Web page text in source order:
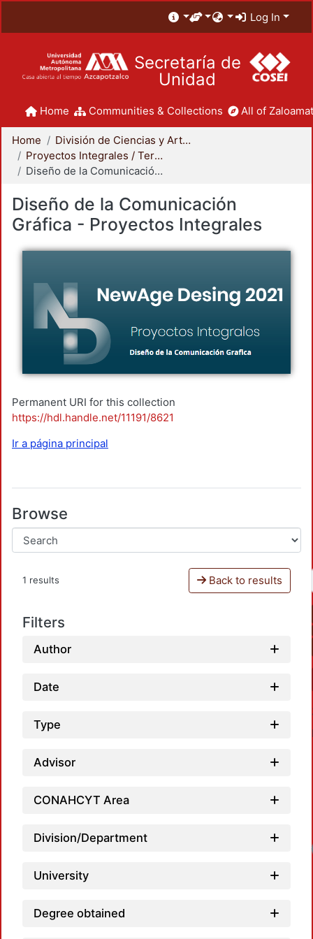
Log In
Secretaría de
Unidad
Home Communities & Collections All of
Home
División de Ciencias y Artes para el Diseño
Proyectos Integrales / Terminales - Licenciatura
Diseño de la Comunicación Gráfica - Proyectos Integrales
Diseño de la Comunicación
Gráfica - Proyectos Integrales
Permanent URI for this collection
https://hdl.handle.net/11191/8621
Ir a página principal
Browse
1 results Back to results
Filters
Author
Date
Type
Advisor
CONAHCYT Area
Division/Department
University
Degree obtained